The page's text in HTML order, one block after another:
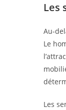
Les
Au-
Le
Les